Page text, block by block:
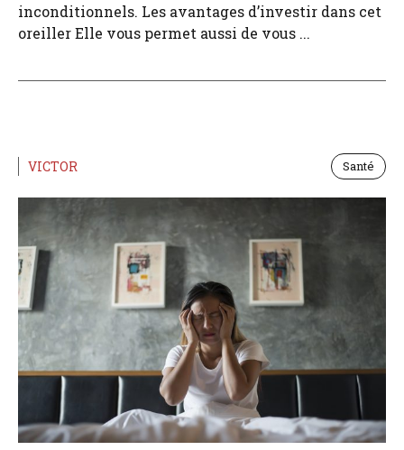
inconditionnels. Les avantages d’investir dans cet
oreiller Elle vous permet aussi de vous ...
VICTOR Santé